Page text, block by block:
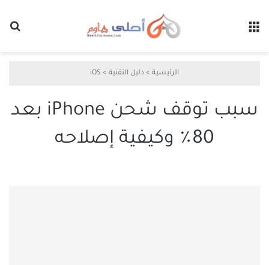
الرئيسية > دليل التقنية >
iOS
سبب توقف شحن iPhone بعد
80٪ وكيفية إصلاحه